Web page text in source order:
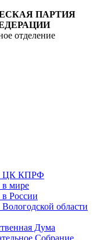
ПАРТИЯ
отделение
ЦК КПРФ
в мире
России
области
Дума
Собрание